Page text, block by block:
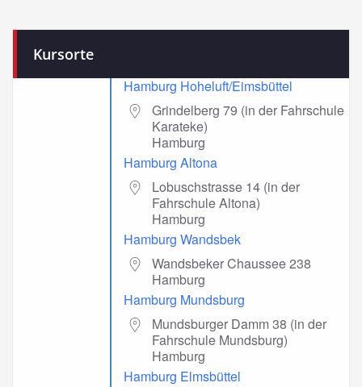
Kursorte
Hamburg Hoheluft/Eimsbüttel
Grindelberg 79 (in der Fahrschule
Karateke)
Hamburg
Hamburg Altona
Lobuschstrasse 14 (in der
Fahrschule Altona)
Hamburg
Hamburg Wandsbek
Wandsbeker Chaussee 238
Hamburg
Hamburg Mundsburg
Mundsburger Damm 38 (in der
Fahrschule Mundsburg)
Hamburg
Hamburg Elmsbüttel